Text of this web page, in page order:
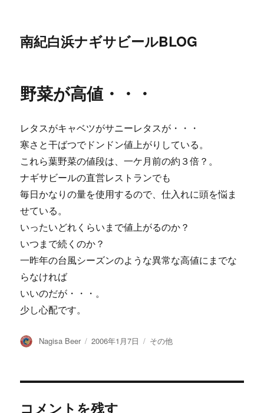
南紀白浜ナギサビールBLOG
野菜が高値・・・
レタスがキャベツがサニーレタスが・・・
寒さと干ばつでドンドン値上がりしている。
これら葉野菜の値段は、一ケ月前の約３倍？。
ナギサビールの直営レストランでも
毎日かなりの量を使用するので、仕入れに頭を悩ま
せている。
いったいどれくらいまで値上がるのか？
いつまで続くのか？
一昨年の台風シーズンのような異常な高値にまでな
らなければ
いいのだが・・・。
少し心配です。
投
Nagisa Beer
投
2006年1月7日
カ
その他
コメントを残す